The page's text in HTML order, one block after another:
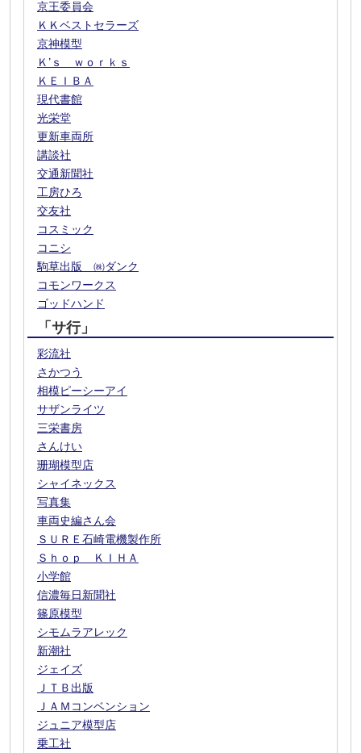
京王委員会
ＫＫベストセラーズ
京神模型
Ｋ’ｓ ｗｏｒｋｓ
ＫＥＩＢＡ
現代書館
光栄堂
更新車両所
講談社
交通新聞社
工房ひろ
交友社
コスミック
コニシ
駒草出版 ㈱ダンク
コモンワークス
ゴッドハンド
「サ行」
彩流社
さかつう
相模ピーシーアイ
サザンライツ
三栄書房
さんけい
珊瑚模型店
シャイネックス
写真集
車両史編さん会
ＳＵＲＥ石崎電機製作所
Ｓｈｏｐ ＫＩＨＡ
小学館
信濃毎日新聞社
篠原模型
シモムラアレック
新潮社
ジェイズ
ＪＴＢ出版
ＪＡＭコンベンション
ジュニア模型店
乗工社